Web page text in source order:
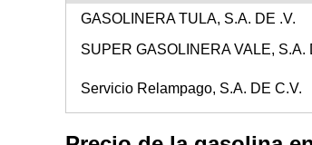
GASOLINERA TULA, S.A. DE .V.
SUPER GASOLINERA VALE, S.A.
Servicio Relampago, S.A. DE C.V.